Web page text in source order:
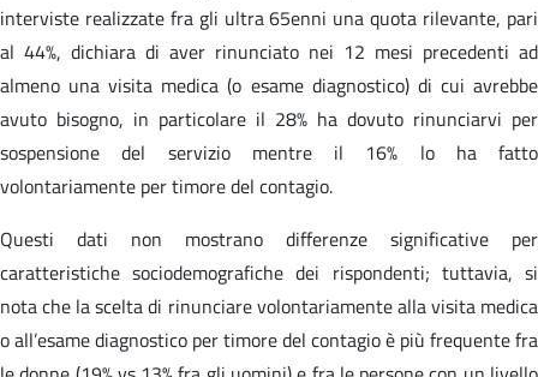
interviste realizzate fra gli ultra 65enni una quota rilevante, pari
al 44%, dichiara di aver rinunciato nei 12 mesi precedenti ad
almeno una visita medica (o esame diagnostico) di cui avrebbe
avuto bisogno, in particolare il 28% ha dovuto rinunciarvi per
sospensione del servizio mentre il 16% lo ha fatto
volontariamente per timore del contagio.
Questi dati non mostrano differenze significative per
caratteristiche sociodemografiche dei rispondenti; tuttavia, si
nota che la scelta di rinunciare volontariamente alla visita medica
o all’esame diagnostico per timore del contagio è più frequente fra